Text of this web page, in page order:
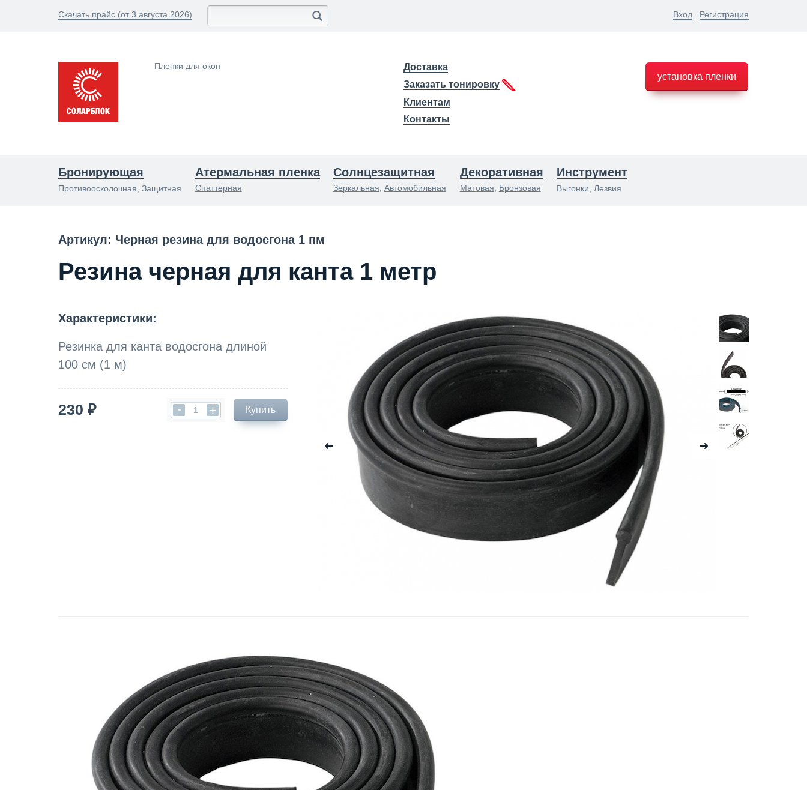
Скачать прайс (от 3 августа 2026) Вход Регистрация
Пленки для окон
Доставка
Заказать тонировку
Клиентам
Контакты
установка пленки
Бронирующая
Противоосколочная, Защитная
Атермальная пленка
Спаттерная
Солнцезащитная
Зеркальная ,Автомобильная
Декоративная
Матовая Бронзовая
Инструмент
Выгонки, Лезвия
Артикул: Черная резина для водосгона 1 пм
Резина черная для канта 1 метр
Характеристики:
Резинка для канта водосгона длиной
100 см (1 м)
230 ₽ - + Купить